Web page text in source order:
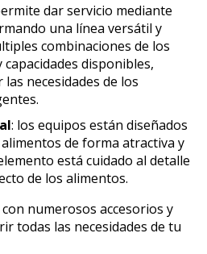
dar servicio mediante
una línea versátil y
combinaciones de los
disponibles,
necesidades de los
: los equipos están diseñados
de forma atractiva y
está cuidado al detalle
de los alimentos.
numerosos accesorios y
todas las necesidades de tu